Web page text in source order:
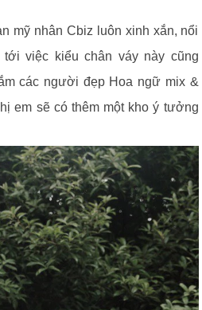
mỹ nhân Cbiz luôn xinh xắn, nổi
việc kiểu chân váy này cũng
các người đẹp Hoa ngữ mix &
em sẽ có thêm một kho ý tưởng